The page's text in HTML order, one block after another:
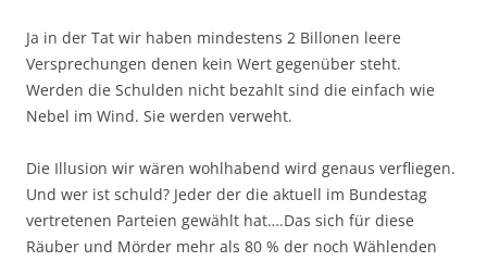
Ja in der Tat wir haben mindestens 2 Billonen leere
Versprechungen denen kein Wert gegenüber steht.
Werden die Schulden nicht bezahlt sind die einfach wie
Nebel im Wind. Sie werden verweht.
Die Illusion wir wären wohlhabend wird genaus verfliegen.
Und wer ist schuld? Jeder der die aktuell im Bundestag
vertretenen Parteien gewählt hat….Das sich für diese
Räuber und Mörder mehr als 80 % der noch Wählenden